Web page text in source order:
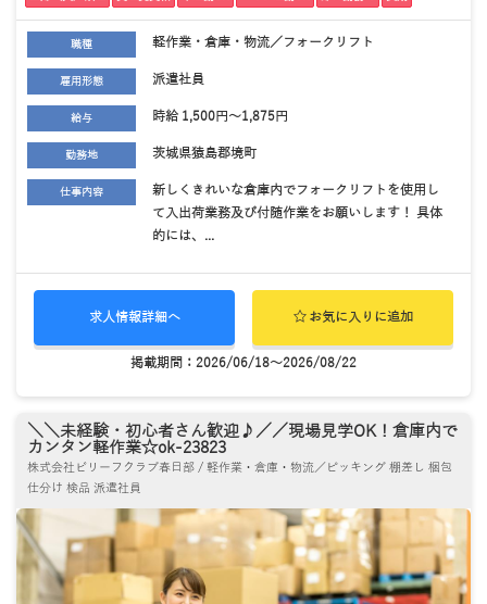
職種 軽作業・倉庫・物流／フォークリフト
雇用形態 派遣社員
給与 時給 1,500円～1,875円
勤務地 茨城県猿島郡境町
仕事内容
新しくきれいな倉庫内でフォークリフトを使用し
て入出荷業務及び付随作業をお願いします！ 具体
的には、...
求人情報詳細へ お気に入りに追加
掲載期間：2026/06/18～2026/08/22
＼＼未経験・初心者さん歓迎♪／／現場見学OK！倉庫内で
カンタン軽作業☆ok-23823
株式会社ビリーフクラブ春日部 / 軽作業・倉庫・物流／ピッキング 棚差し 梱包
仕分け 検品 派遣社員